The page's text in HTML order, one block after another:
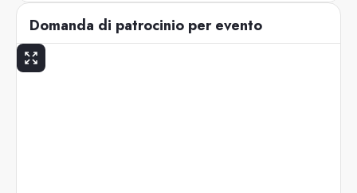
Domanda di patrocinio per evento